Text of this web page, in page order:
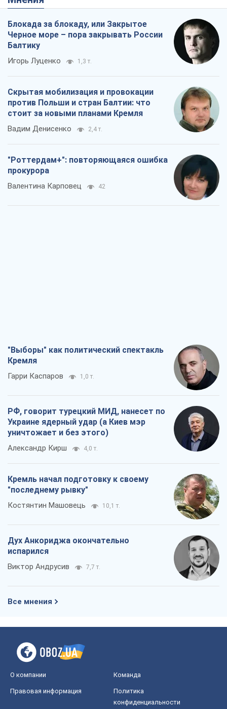
Блокада за блокаду, или Закрытое
Черное море – пора закрывать России
Балтику
Игорь Луценко 1,3 т.
Скрытая мобилизация и провокации
против Польши и стран Балтии: что
стоит за новыми планами Кремля
Вадим Денисенко 2,4 т.
"Роттердам+": повторяющаяся ошибка
прокурора
Валентина Карповец 42
"Выборы" как политический спектакль
Кремля
Гарри Каспаров 1,0 т.
РФ, говорит турецкий МИД, нанесет по
Украине ядерный удар (а Киев мэр
уничтожает и без этого)
Александр Кирш 4,0 т.
Кремль начал подготовку к своему
"последнему рывку"
Костянтин Машовець 10,1 т.
Дух Анкориджа окончательно
испарился
Виктор Андрусив 7,7 т.
Все мнения
О компании Команда
Правовая информация
Политика
конфиденциальности